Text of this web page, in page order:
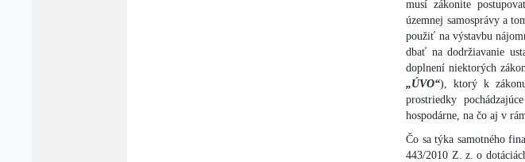
musí zákonite
územnej samosprávy a
použiť na výstavbu
dbať na dodržiavanie
doplnení niektorých
„ÚVO“), ktorý k
prostriedky
hospodárne, na čo aj v
Čo sa týka samotného
443/2010 Z. z. o